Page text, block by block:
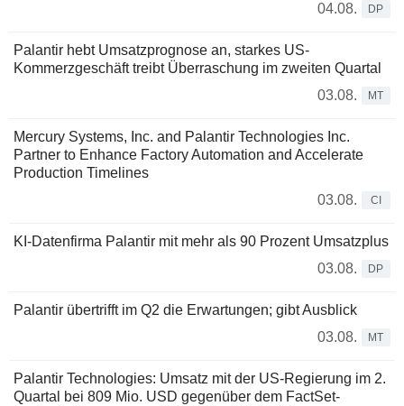
04.08.
DP
Palantir hebt Umsatzprognose an, starkes US-
Kommerzgeschäft treibt Überraschung im zweiten Quartal
03.08.
MT
Mercury Systems, Inc. and Palantir Technologies Inc.
Partner to Enhance Factory Automation and Accelerate
Production Timelines
03.08.
CI
KI-Datenfirma Palantir mit mehr als 90 Prozent Umsatzplus
03.08.
DP
Palantir übertrifft im Q2 die Erwartungen; gibt Ausblick
03.08.
MT
Palantir Technologies: Umsatz mit der US-Regierung im 2.
Quartal bei 809 Mio. USD gegenüber dem FactSet-